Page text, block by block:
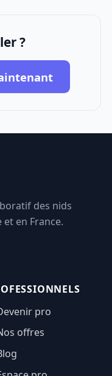
?
des nids
en France.
pro
offres